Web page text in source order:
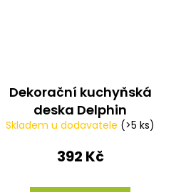
Dekorační kuchyňská
deska Delphin
CarpBOARD
Skladem u dodavatele (>5 ks)
392 Kč